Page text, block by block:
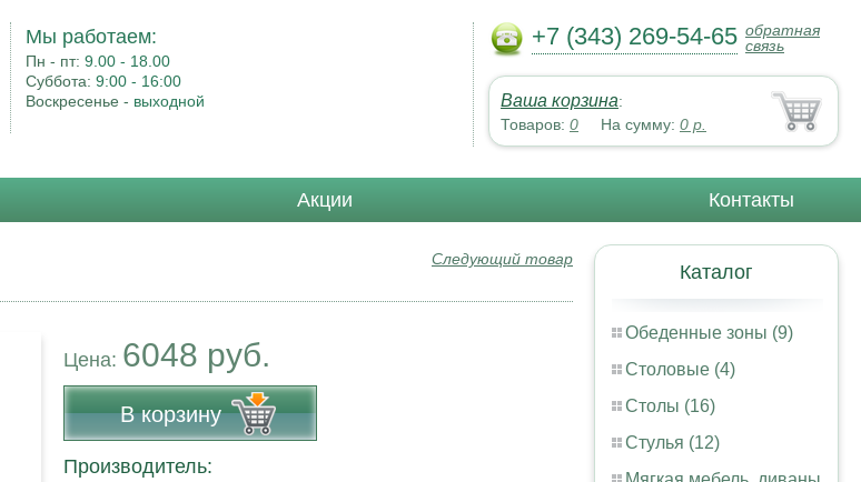
Мы работаем:
Пн - пт:9.00 - 18.00
Суббота:9:00 - 16:00
Воскресенье - выходной
+7 (343) 269-54-65 обратная
связь
Ваша корзина:
Товаров: 0 На сумму: 0 р.
Акции Контакты
Каталог
Обеденные зоны (9)
Столовые (4)
Столы (16)
Стулья (12)
Следующий товар
Цена: 6048 руб.
В корзину
Производитель: